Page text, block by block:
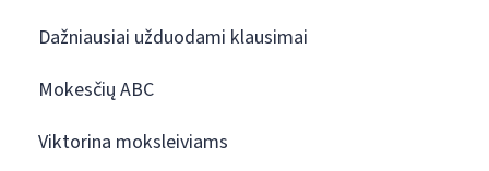
Dažniausiai užduodami klausimai
Mokesčių ABC
Viktorina moksleiviams